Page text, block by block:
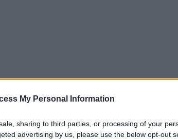
My Personal Information
sharing to third parties, or processing of your
advertising by us, please use the below opt-out